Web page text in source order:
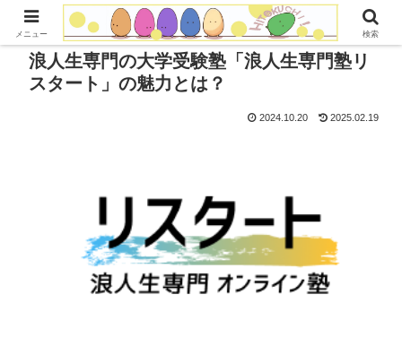
浪人生専門の大学受験塾「浪人生専門塾リ
スタート」の魅力とは？
2024.10.20 2025.02.19
メニュー 検索